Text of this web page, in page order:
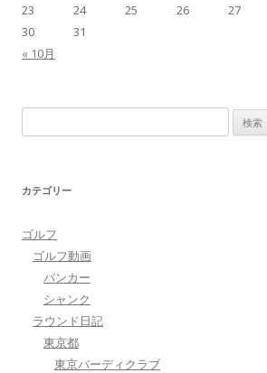
23
24 25 26 27
30
31
« 10月
索:
カテゴリー
ゴルフ
ゴルフ動画
バンカー
シャンク
ラウンド日記
東京都
東京バーディクラブ